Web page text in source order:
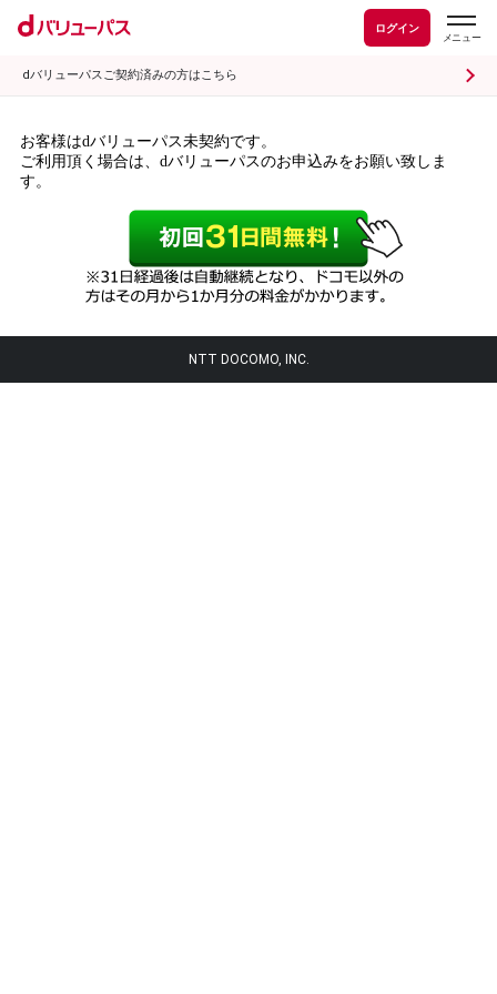
ログイン
dバリューパスご契約済みの方はこちら
お客様はdバリューパス未契約です。
ご利用頂く場合は、dバリューパスのお申込みをお願い致しま
す。
NTT DOCOMO, INC.